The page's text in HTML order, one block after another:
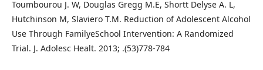
Toumbourou J. W, Douglas Gregg M.E, Shortt Delyse A. L,
Hutchinson M, Slaviero T.M. Reduction of Adolescent Alcohol
Use Through FamilyeSchool Intervention: A Randomized
Trial. J. Adolesc Healt. 2013; .(53)778-784